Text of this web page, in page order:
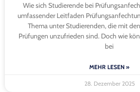
Wie sich Studierende bei
umfassender Leitfaden
Thema unter Studierenden, die mit
Prüfungen unzufrieden sind. Doch wie
bei
MEHR LESEN »
28. Dezember 2025